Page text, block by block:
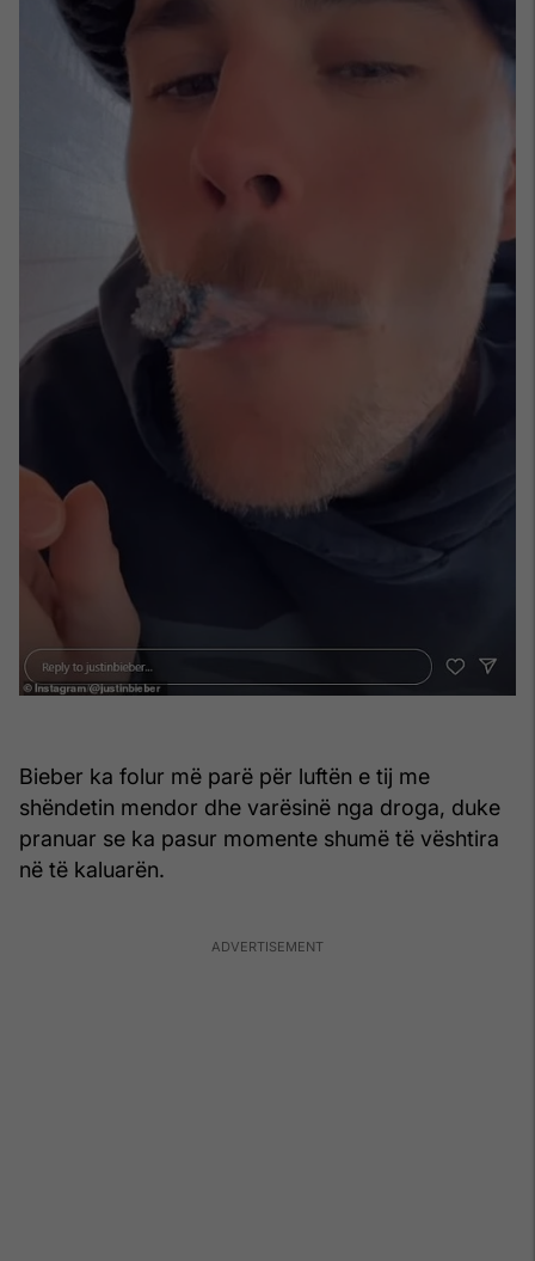
Bieber ka folur më parë për luftën e tij me
shëndetin mendor dhe varësinë nga droga, duke
pranuar se ka pasur momente shumë të vështira
në të kaluarën.